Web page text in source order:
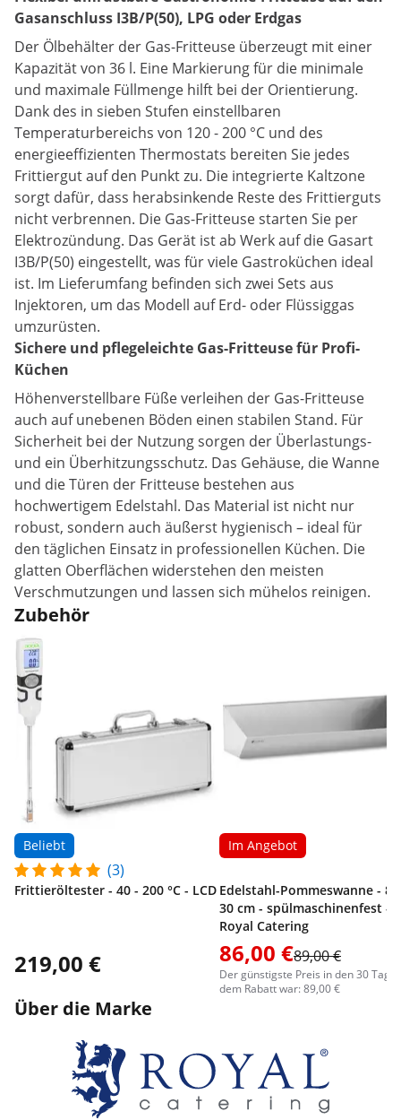
Gasanschluss I3B/P(50), LPG oder Erdgas
Der Ölbehälter der Gas-Fritteuse überzeugt mit einer
Kapazität von 36 l. Eine Markierung für die minimale
und maximale Füllmenge hilft bei der Orientierung.
Dank des in sieben Stufen einstellbaren
Temperaturbereichs von 120 - 200 °C und des
energieeffizienten Thermostats bereiten Sie jedes
Frittiergut auf den Punkt zu. Die integrierte Kaltzone
sorgt dafür, dass herabsinkende Reste des Frittierguts
nicht verbrennen. Die Gas-Fritteuse starten Sie per
Elektrozündung. Das Gerät ist ab Werk auf die Gasart
I3B/P(50) eingestellt, was für viele Gastroküchen ideal
ist. Im Lieferumfang befinden sich zwei Sets aus
Injektoren, um das Modell auf Erd- oder Flüssiggas
umzurüsten.
Sichere und pflegeleichte Gas-Fritteuse für Profi-
Küchen
Höhenverstellbare Füße verleihen der Gas-Fritteuse
auch auf unebenen Böden einen stabilen Stand. Für
Sicherheit bei der Nutzung sorgen der Überlastungs-
und ein Überhitzungsschutz. Das Gehäuse, die Wanne
und die Türen der Fritteuse bestehen aus
hochwertigem Edelstahl. Das Material ist nicht nur
robust, sondern auch äußerst hygienisch – ideal für
den täglichen Einsatz in professionellen Küchen. Die
glatten Oberflächen widerstehen den meisten
Verschmutzungen und lassen sich mühelos reinigen.
Zubehör
Beliebt
(3)
Frittieröltester - 40 - 200 °C - LCD
219,00 €
Im Angebot
Edelstahl-Pommeswanne -
30 cm - spülmaschinenfest -
Royal Catering
86,00 €89,00 €
Der günstigste Preis in den 30
dem Rabatt war: 89,00 €
Über die Marke